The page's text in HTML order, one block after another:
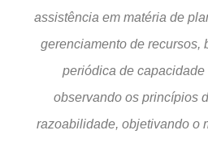
assistência em matéria de
gerenciamento de recursos,
periódica de capacidade
observando os princípios
razoabilidade, objetivando o